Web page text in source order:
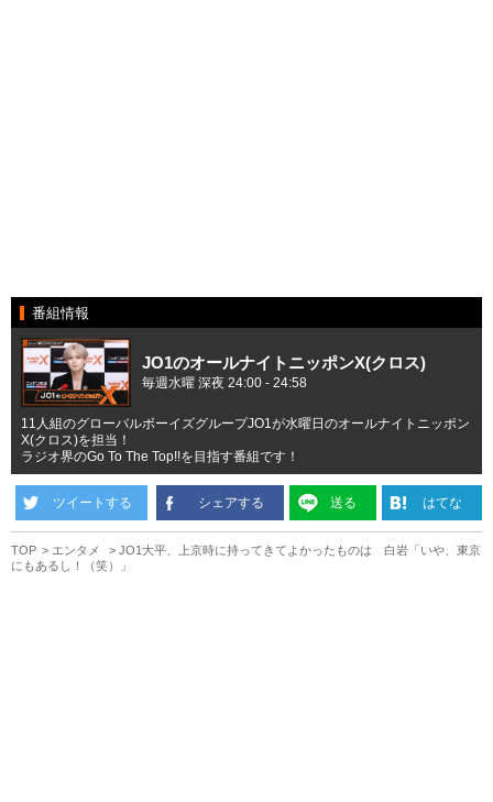
番組情報
JO1のオールナイトニッポンX(クロス)
毎週水曜 深夜 24:00 - 24:58
11人組のグローバルボーイズグループJO1が水曜日のオールナイトニッポン
X(クロス)を担当！
ラジオ界のGo To The Top!!を目指す番組です！
ツイートする シェアする 送る はてな
TOP エンタメ
JO1大平、上京時に持ってきてよかったものは 白岩「いや、東京
にもあるし！（笑）」